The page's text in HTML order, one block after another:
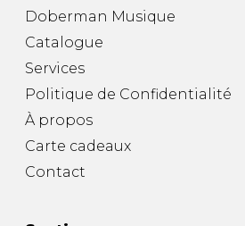
Doberman Musique
Catalogue
Services
Politique de Confidentialité
À propos
Carte cadeaux
Contact